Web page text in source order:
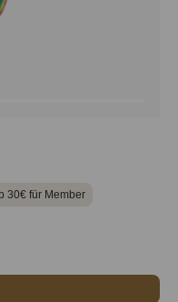
30€ für Member